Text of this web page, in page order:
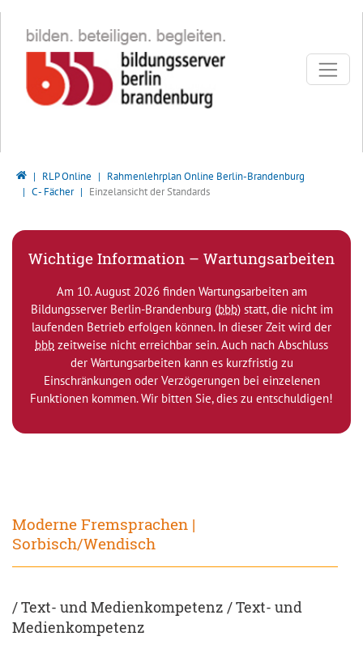
Bildungsserver Berlin - Brandenburg
RLP Online
Rahmenlehrplan Online Berlin-Brandenburg
C - Fächer
Einzelansicht der Standards
Wichtige Information – Wartungsarbeiten
Am 10. August 2026 finden Wartungsarbeiten am
Bildungsserver Berlin-Brandenburg (bbb) statt, die nicht im
laufenden Betrieb erfolgen können. In dieser Zeit wird der
bbb zeitweise nicht erreichbar sein. Auch nach Abschluss
der Wartungsarbeiten kann es kurzfristig zu
Einschränkungen oder Verzögerungen bei einzelenen
Funktionen kommen. Wir bitten Sie, dies zu entschuldigen!
Moderne Fremsprachen |
Sorbisch/Wendisch
/ Text- und Medienkompetenz / Text- und
Medienkompetenz